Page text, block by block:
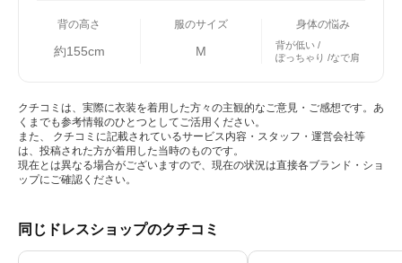
背の高さ
約155cm
服のサイズ
M
身体の悩み
背が低い
ぽっちゃり
なで肩
クチコミは、実際に衣装を着用した方々の主観的なご意見・ご感想です。あ
くまでも参考情報のひとつとしてご活用ください。
また、 クチコミに記載されているサービス内容・スタッフ・運営会社等
は、投稿された方が着用した当時のものです。
現在とは異なる場合がございますので、現在の状況は直接各ブランド・ショ
ップにご確認ください。
同じドレスショップのクチコミ